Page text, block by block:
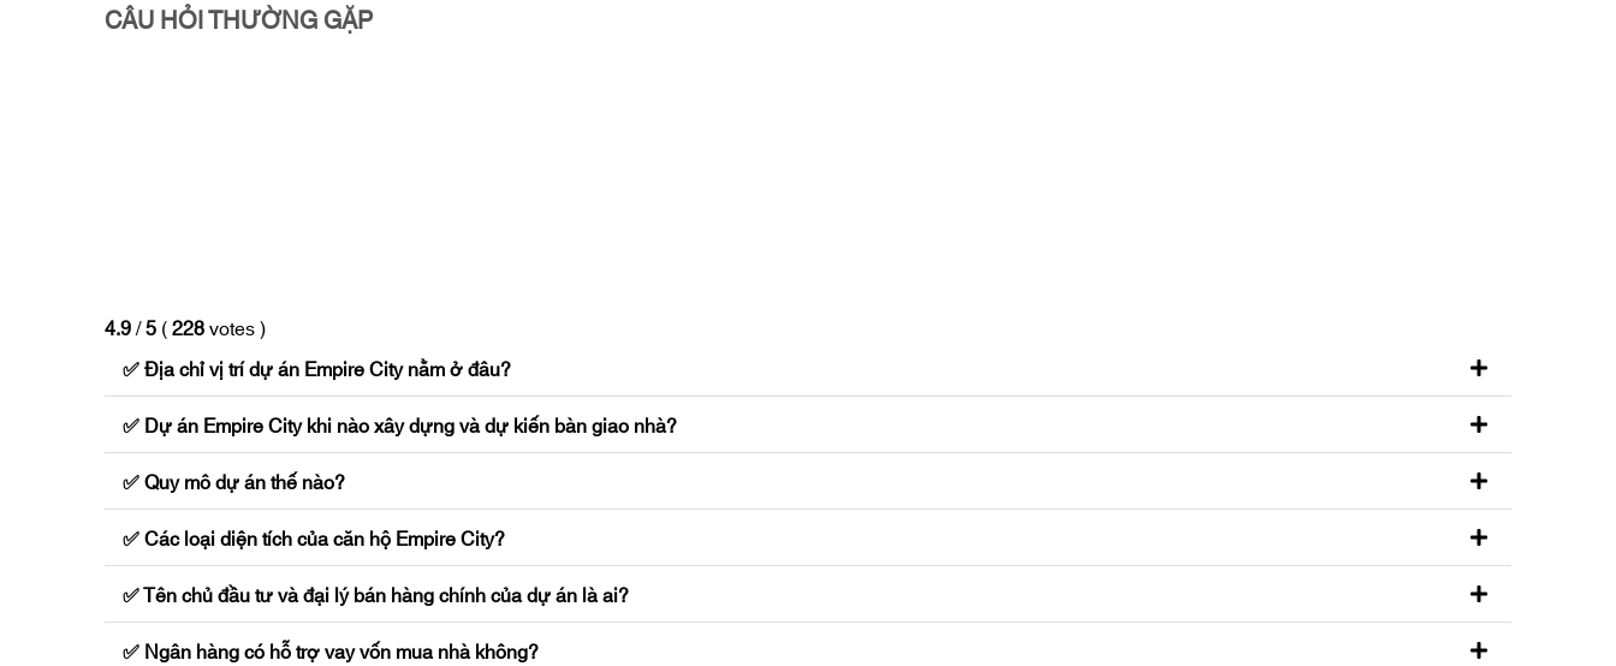
24小时安保与智能安防系统，为住户提供安心环境。
社区融入生态设计，倡导环保生活方式，与自然和谐共生。
投资品质人生
租赁帝国城公寓即是对优质生活的投资。奢华、舒适与社群的完美融合，将全面提升您的幸福感。
即刻体验守添帝国城的奢适生活
无论您是职场新锐、成长家庭，还是追求都会谧境的雅仕，这里皆为理想之选。
立即预约看房，亲鉴高端租赁标杆
热线: +84 908 280 203（支持Zalo/WhatsApp/微信/Kakao Talk…）
欢迎来到守添帝国城——重新定义生活标准。
CÂU HỎI THƯỜNG GẶP
4.9/5 (228votes)
✅ Địa chỉ vị trí dự án Empire City nằm ở đâu?
✅ Dự án Empire City khi nào xây dựng và dự kiến bàn giao nhà?
✅ Quy mô dự án thế nào?
✅ Các loại diện tích của căn hộ Empire City?
✅ Tên chủ đầu tư và đại lý bán hàng chính của dự án là ai?
✅ Ngân hàng có hỗ trợ vay vốn mua nhà không?